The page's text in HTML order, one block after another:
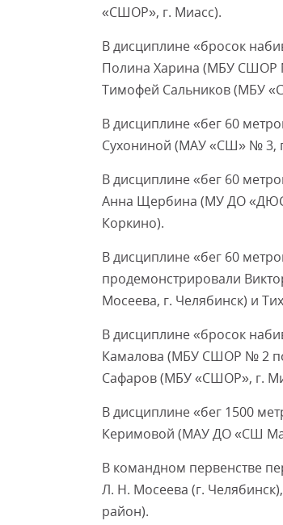
«СШОР», г. Миасс).
В дисциплине «бросок
Полина Харина (МБУ СШОР №
Тимофей Сальников (МБУ
В дисциплине «бег 60
Сухониной (МАУ «СШ» № 3,
В дисциплине «бег 60
Анна Щербина (МУ ДО
Коркино).
В дисциплине «бег 60
продемонстрировали
Мосеева, г. Челябинск) и
В дисциплине «бросок
Камалова (МБУ СШОР № 2 по
Сафаров (МБУ «СШОР», г.
В дисциплине «бег 1500
Керимовой (МАУ ДО «СШ
В командном первенстве
Л. Н. Мосеева (г.
район).